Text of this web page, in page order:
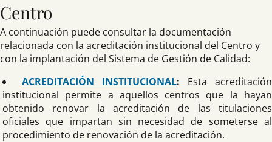
Centro
A continuación puede consultar la documentación
relacionada con la acreditación institucional del Centro y
con la implantación del Sistema de Gestión de Calidad:
ACREDITACIÓN INSTITUCIONAL: Esta acreditación
institucional permite a aquellos centros que la hayan
obtenido renovar la acreditación de las titulaciones
oficiales que impartan sin necesidad de someterse al
procedimiento de renovación de la acreditación.